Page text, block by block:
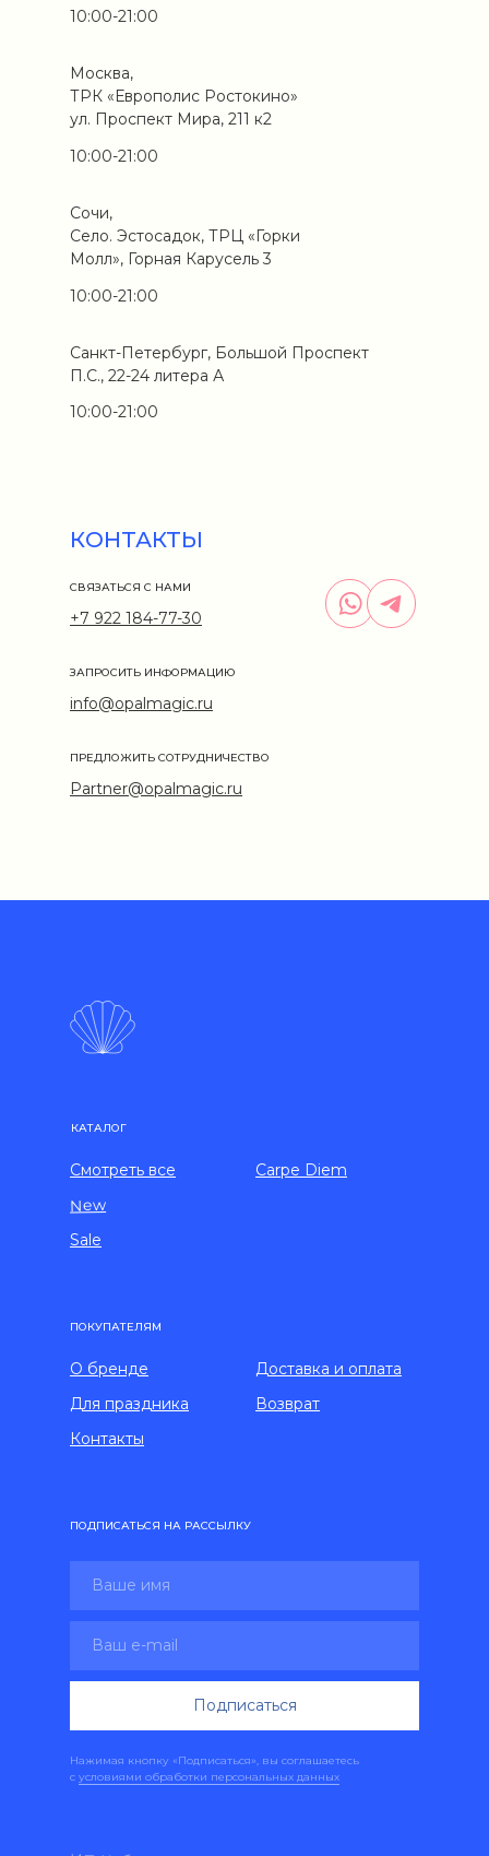
10:00-21:00
Санкт-Петербург, Большой Проспект
П.С., 22-24 литера А
10:00-21:00
Сочи,
Село. Эстосадок, ТРЦ «Горки
Молл», Горная Карусель 3
10:00-21:00
Москва,
ТРК «Европолис Ростокино»
ул. Проспект Мира, 211 к2
10:00-21:00
КОНТАКТЫ
info@opalmagic.ru
+7 922 184-77-30
СВЯЗАТЬСЯ С НАМИ
ЗАПРОСИТЬ ИНФОРМАЦИЮ
Partner@opalmagic.ru
ПРЕДЛОЖИТЬ СОТРУДНИЧЕСТВО
О бренде
Доставка и оплата
Возврат
Нажимая кнопку «Подписаться», вы соглашаетесь
с условиями обработки персональных данных
Подписаться
КАТАЛОГ
ПОКУПАТЕЛЯМ
Carpe Diem
Смотреть все
New
Sale
ПОДПИСАТЬСЯ НА РАССЫЛКУ
Контакты
Для праздника